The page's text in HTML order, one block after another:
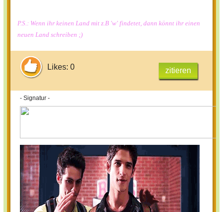
P.S.: Wenn ihr keinen Land mit z.B 'w' findetet, dann könnt ihr einen
neuen Land schreiben ;)
Likes: 0 zitieren
- Signatur -